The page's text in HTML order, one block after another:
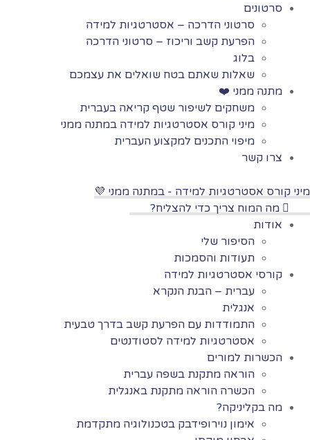
סרטונים
סרטוני הדרכה – אסטרטגיות למידה
הפרעת קשב וריכוז – סרטוני הדרכה
בלוג
שאלות שאתם בטח שואלים את עצמכם
מתנה ממני ❤️
משחקים לשיפור שטף קריאה בעברית
מיני קורס אסטרטגיות למידה במתנה ממני
מיפוי התכנים למקצוע העברית
צרו קשר
מיני קורס אסטרטגיות למידה - במתנה ממני 💜
מה המוח צריך כדי להצליח?
אודות
הסיפור שלי
תעודות והסמכות
קורסי אסטרטגיות למידה
עברית – הבנת הנקרא
אנגלית
התמודדות עם הפרעת קשב בדרך טבעית
אסטרטגיות למידה לסטודנטים
הכשרות למורים
הוראה מתקנת בשפה עברית
הכשרה הוראה מתקנת באנגלית
מה בקליניקה?
אימון נוירופידבק בטכנולוגיה מתקדמת